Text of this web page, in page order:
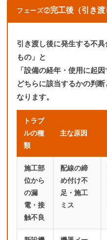
フェーズ②完工後（引き
引き渡し後に発生する不
もの」と
「設備の経年・使用に起
どちらに該当するかの判
なります。
トラブ
ルの種
類
主な原因
施工部
位から
の漏
電・接
触不良
配線の締
め付け不
足・施工
ミス